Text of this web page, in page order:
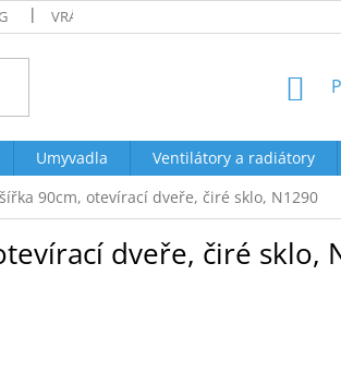
VRÁCENÍ A REKLAMACE OBCHODNÍ
Umyvadla Ventilátory a radiátory
90cm, otevírací dveře, čiré sklo, N1290
dveře, čiré sklo,